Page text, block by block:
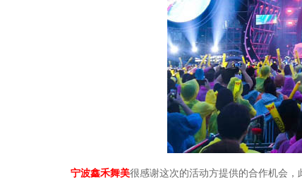
宁波鑫禾舞美很感谢这次的活动方提供的合作机会